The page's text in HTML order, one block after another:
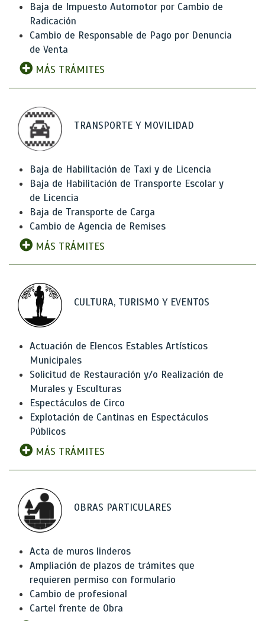
Baja de Impuesto Automotor por Cambio de
Radicación
Cambio de Responsable de Pago por Denuncia
de Venta
MÁS TRÁMITES
TRANSPORTE Y MOVILIDAD
Baja de Habilitación de Taxi y de Licencia
Baja de Habilitación de Transporte Escolar y
de Licencia
Baja de Transporte de Carga
Cambio de Agencia de Remises
MÁS TRÁMITES
CULTURA, TURISMO Y EVENTOS
Actuación de Elencos Estables Artísticos
Municipales
Solicitud de Restauración y/o Realización de
Murales y Esculturas
Espectáculos de Circo
Explotación de Cantinas en Espectáculos
Públicos
MÁS TRÁMITES
OBRAS PARTICULARES
Acta de muros linderos
Ampliación de plazos de trámites que
requieren permiso con formulario
Cambio de profesional
Cartel frente de Obra